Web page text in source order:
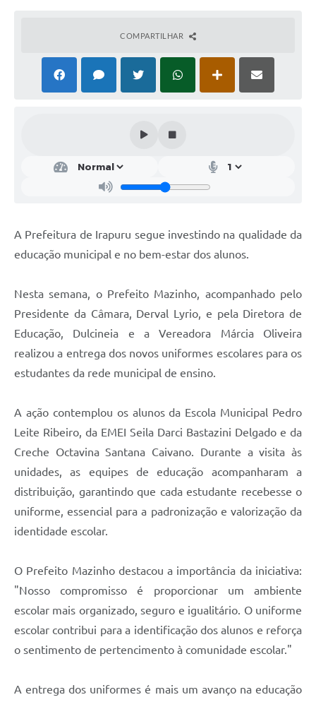
Secretarias
Telefones Úteis
A Prefeitura
Jornal
SIC
Diário Oficial
COMPARTILHAR
A Prefeitura de Irapuru segue investindo na qualidade da
educação municipal e no bem-estar dos alunos.
Nesta semana, o Prefeito Mazinho, acompanhado pelo
Presidente da Câmara, Derval Lyrio, e pela Diretora de
Educação, Dulcineia e a Vereadora Márcia Oliveira
realizou a entrega dos novos uniformes escolares para os
estudantes da rede municipal de ensino.
A ação contemplou os alunos da Escola Municipal Pedro
Leite Ribeiro, da EMEI Seila Darci Bastazini Delgado e da
Creche Octavina Santana Caivano. Durante a visita às
unidades, as equipes de educação acompanharam a
distribuição, garantindo que cada estudante recebesse o
uniforme, essencial para a padronização e valorização da
identidade escolar.
O Prefeito Mazinho destacou a importância da iniciativa:
"Nosso compromisso é proporcionar um ambiente
escolar mais organizado, seguro e igualitário. O uniforme
escolar contribui para a identificação dos alunos e reforça
o sentimento de pertencimento à comunidade escolar."
A entrega dos uniformes é mais um avanço na educação